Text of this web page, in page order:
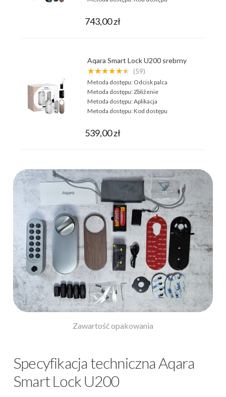
743,00 zł
Aqara Smart Lock U200 srebrny
★★★★★★ (59)
Metoda dostępu: Odcisk palca
Metoda dostępu:Zbliżenie
Metoda dostępu:Aplikacja
Metoda dostępu:Kod dostępu
539,00 zł
Zawartość opakowania
Specyfikacja techniczna Aqara
Smart Lock U200